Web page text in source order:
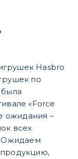
Hasbro
по
«Force
ожидания –
всех
Ожидаем